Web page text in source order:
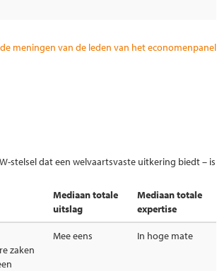
meningen van de leden van het economenpanel
stelsel dat een welvaartsvaste uitkering biedt – is
Mediaan totale
uitslag
Mediaan totale
expertise
zaken
Mee eens In hoge mate